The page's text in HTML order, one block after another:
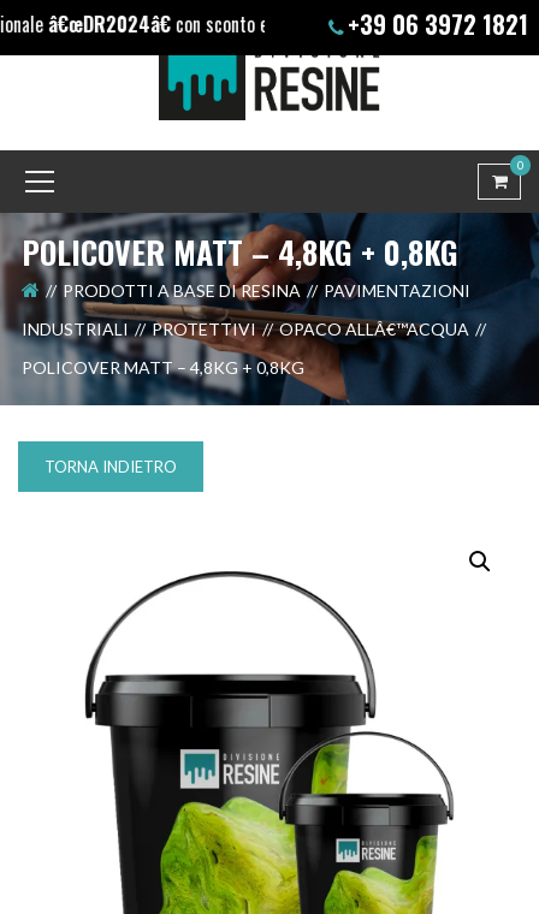
con sconto extra (+10%) solo su nostri prodotti+39 06 3972 1821
0
POLICOVER MATT – 4,8KG + 0,8KG
PRODOTTI A BASE DI RESINA
PAVIMENTAZIONI
INDUSTRIALI
PROTETTIVI
OPACO ALLÂ€™ACQUA
POLICOVER MATT – 4,8KG + 0,8KG
TORNA INDIETRO